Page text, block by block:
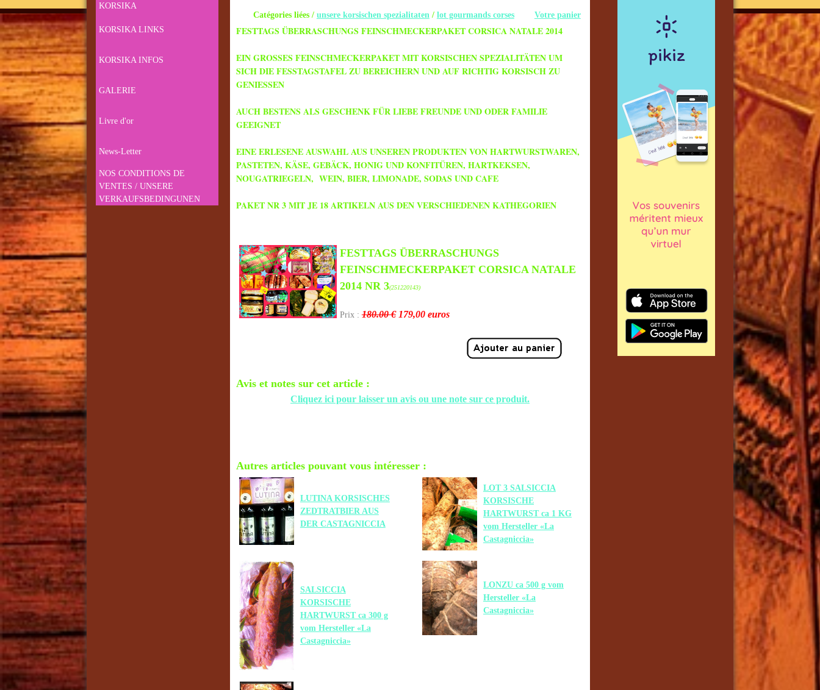
KORSIKA
KORSIKA LINKS
KORSIKA INFOS
GALERIE
Livre d'or
News-Letter
NOS CONDITIONS DE
VENTES / UNSERE
VERKAUFSBEDINGUNEN
Catégories liées / unsere korsischen spezialitaten / lot gourmands corses Votre panier
FESTTAGS ÜBERRASCHUNGS FEINSCHMECKERPAKET CORSICA NATALE 2014
EIN GROSSES FEINSCHMECKERPAKET MIT KORSISCHEN SPEZIALITÄTEN UM
SICH DIE FESSTAGSTAFEL ZU BEREICHERN UND AUF RICHTIG KORSISCH ZU
GENIESSEN
AUCH BESTENS ALS GESCHENK FÜR LIEBE FREUNDE UND ODER FAMILIE
GEEIGNET
EINE ERLESENE AUSWAHL AUS UNSEREN PRODUKTEN VON HARTWURSTWAREN,
PASTETEN, KÄSE, GEBÄCK, HONIG UND KONFITÜREN, HARTKEKSEN,
NOUGATRIEGELN, WEIN, BIER, LIMONADE, SODAS UND CAFE
PAKET NR 3 MIT JE 18 ARTIKELN AUS DEN VERSCHIEDENEN KATHEGORIEN
FESTTAGS ÜBERRASCHUNGS
FEINSCHMECKERPAKET CORSICA NATALE
2014 NR 3(251220143)
Prix : 180.00 €179,00euros
Avis et notes sur cet article :
Cliquez ici pour laisser un avis ou une note sur ce produit.
Autres articles pouvant vous intéresser :
LUTINA KORSISCHES
ZEDTRATBIER AUS
DER CASTAGNICCIA
LOT 3 SALSICCIA
KORSISCHE
HARTWURST ca 1 KG
vom Hersteller «La
Castagniccia»
SALSICCIA
KORSISCHE
HARTWURST ca 300 g
vom Hersteller «La
Castagniccia»
LONZU ca 500 g vom
Hersteller «La
Castagniccia»